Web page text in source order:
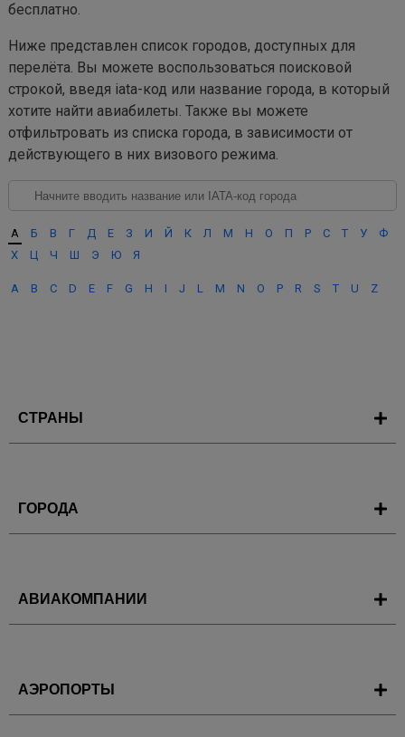
бесплатно.
Ниже представлен список городов, доступных для
перелёта. Вы можете воспользоваться поисковой
строкой, введя iata-код или название города, в который
хотите найти авиабилеты. Также вы можете
отфильтровать из списка города, в зависимости от
действующего в них визового режима.
А Б В Г Д Е З И Й К Л М Н О П Р С Т У
Ф
Х
Ц Ч Ш Э Ю Я
A B C D E F G H I J L M N O P R S T U Z
СТРАНЫ
ГОРОДА
АВИАКОМПАНИИ
АЭРОПОРТЫ